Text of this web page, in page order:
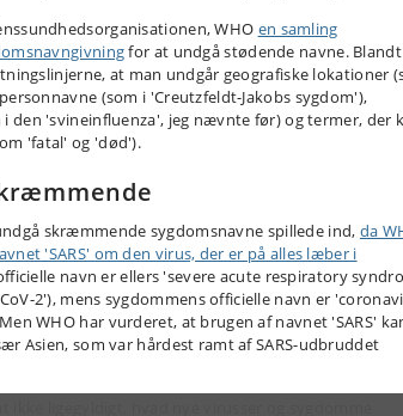
WHO en samling
for at undgå stødende navne. Blandt
at man undgår geografiske lokationer
(som i 'Creutzfeldt-Jakobs sygdom'),
den 'svineinfluenza', jeg nævnte før) og termer, der
'fatal' og 'død').
skræmmende sygdomsnavne spillede ind, da
'SARS' om den virus, der er på alles læber i
navn er ellers 'severe acute respiratory
2'), mens sygdommens officielle navn er
WHO har vurderet, at brugen af navnet 'SARS'
Asien, som var hårdest ramt af SARS-udbruddet